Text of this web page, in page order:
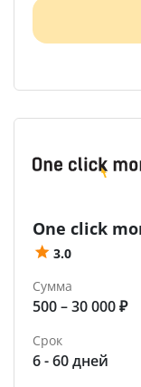
One click
3.0
Сумма
500 – 30 000 ₽
Срок
6 - 60 дней